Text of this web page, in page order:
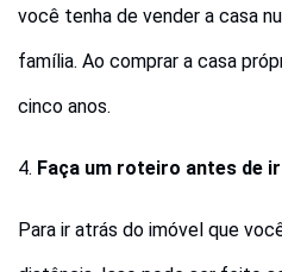
você tenha de vender a casa
família. Ao comprar a casa
cinco anos.
4. Faça um roteiro antes de
Para ir atrás do imóvel que